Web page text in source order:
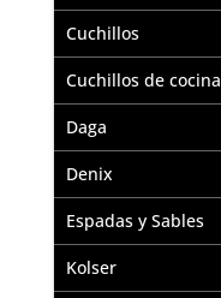
Cuchillos
Cuchillos de cocina
Daga
Denix
Espadas y Sables
Kolser